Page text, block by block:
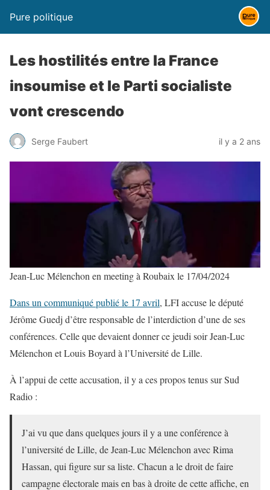
Pure politique
Les hostilités entre la France
insoumise et le Parti socialiste
vont crescendo
Serge Faubert il y a 2 ans
Jean-Luc Mélenchon en meeting à Roubaix le 17/04/2024
Dans un communiqué publié le 17 avril, LFI accuse le député
Jérôme Guedj d’être responsable de l’interdiction d’une de ses
conférences. Celle que devaient donner ce jeudi soir Jean-Luc
Mélenchon et Louis Boyard à l’Université de Lille.
À l’appui de cette accusation, il y a ces propos tenus sur Sud
Radio :
J’ai vu que dans quelques jours il y a une conférence à
l’université de Lille, de Jean-Luc Mélenchon avec Rima
Hassan, qui figure sur sa liste. Chacun a le droit de faire
campagne électorale mais en bas à droite de cette affiche, en